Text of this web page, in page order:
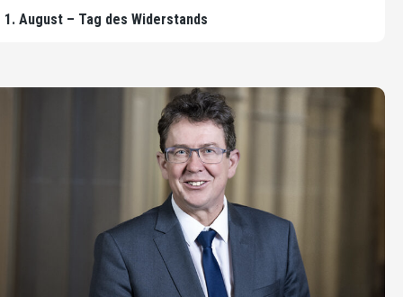
1. August – Tag des Widerstands